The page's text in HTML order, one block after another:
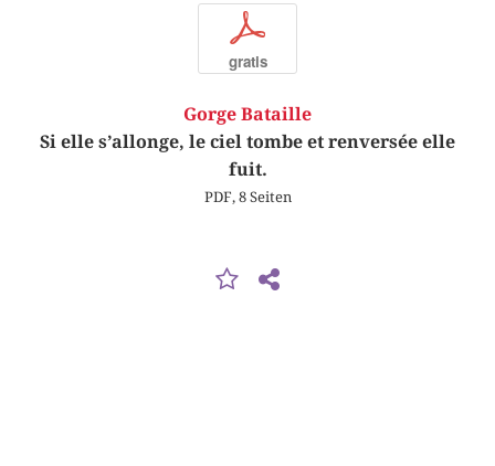
p
gratis
Gorge Bataille
Si elle s’allonge, le ciel tombe et renversée elle
fuit.
PDF, 8 Seiten